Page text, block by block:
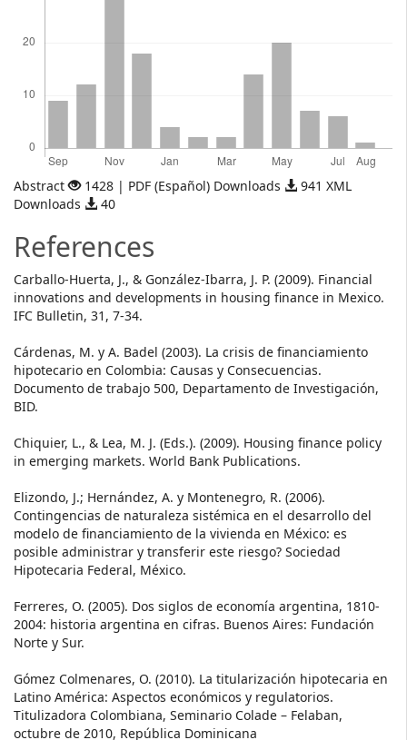
Abstract 1428 | PDF (Español) Downloads
941 XML
Downloads
40
References
Carballo-Huerta, J., & González-Ibarra, J. P. (2009). Financial
innovations and developments in housing finance in Mexico.
IFC Bulletin, 31, 7-34.
Cárdenas, M. y A. Badel (2003). La crisis de financiamiento
hipotecario en Colombia: Causas y Consecuencias.
Documento de trabajo 500, Departamento de Investigación,
BID.
Chiquier, L., & Lea, M. J. (Eds.). (2009). Housing finance policy
in emerging markets. World Bank Publications.
Elizondo, J.; Hernández, A. y Montenegro, R. (2006).
Contingencias de naturaleza sistémica en el desarrollo del
modelo de financiamiento de la vivienda en México: es
posible administrar y transferir este riesgo? Sociedad
Hipotecaria Federal, México.
Ferreres, O. (2005). Dos siglos de economía argentina, 1810-
2004: historia argentina en cifras. Buenos Aires: Fundación
Norte y Sur.
Gómez Colmenares, O. (2010). La titularización hipotecaria en
Latino América: Aspectos económicos y regulatorios.
Titulizadora Colombiana, Seminario Colade – Felaban,
octubre de 2010, República Dominicana